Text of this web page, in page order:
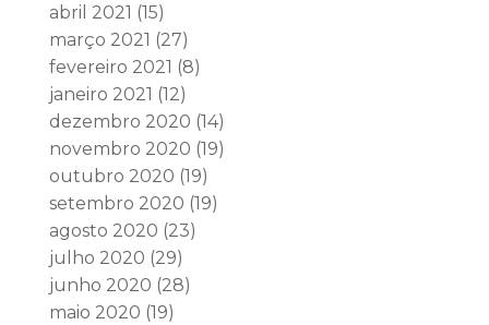
abril 2021 (15)
março 2021 (27)
fevereiro 2021 (8)
janeiro 2021 (12)
dezembro 2020 (14)
novembro 2020 (19)
outubro 2020 (19)
setembro 2020 (19)
agosto 2020 (23)
julho 2020 (29)
junho 2020 (28)
maio 2020 (19)